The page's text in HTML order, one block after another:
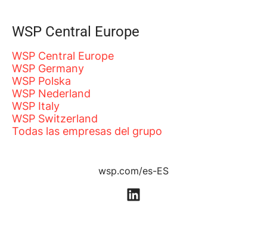
WSP Central Europe
WSP Central Europe
WSP Germany
WSP Polska
WSP Nederland
WSP Italy
WSP Switzerland
Todas las empresas del grupo
wsp.com/es-ES